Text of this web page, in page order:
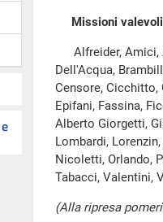
Missioni
Alfreider, Amici,
Dell'Acqua,
Censore, Cicchitto,
Epifani, Fassina,
Alberto Giorgetti,
Lombardi,
Nicoletti, Orlando,
Tabacci, Valentini,
(Alla ripresa